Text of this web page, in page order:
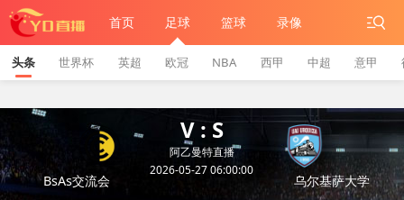
首页 足球 篮球 录像
头条 世界杯 英超 欧冠 NBA 西甲 中超 意甲
BsAs交流会
V : S
阿乙曼特直播
2026-05-27 06:00:00
乌尔基萨大学